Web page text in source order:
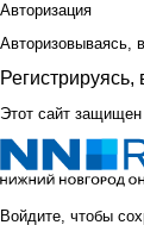
Авторизация
Авторизовываясь,
Этот сайт
Войдите, чтобы